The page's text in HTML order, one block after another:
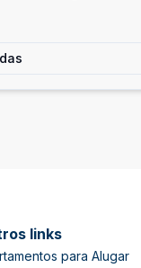
links
para Alugar